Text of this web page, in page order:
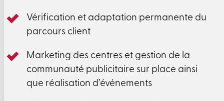
Vérification et adaptation permanente du
parcours client
Marketing des centres et gestion de la
communauté publicitaire sur place ainsi
que réalisation d’événements